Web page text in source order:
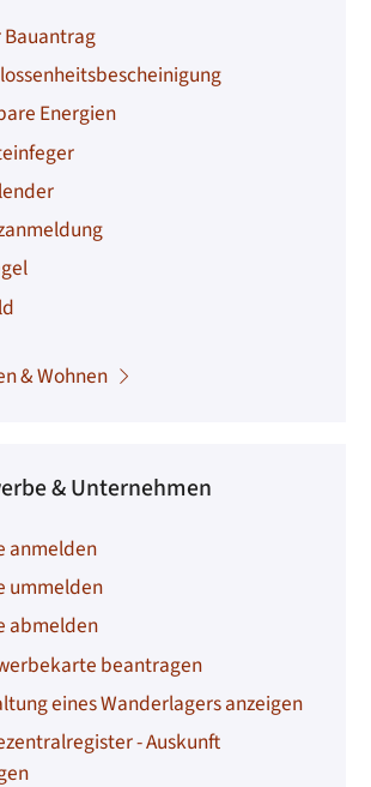
Energien
& Wohnen
& Unternehmen
anmelden
ummelden
abmelden
beantragen
eines Wanderlagers anzeigen
- Auskunft